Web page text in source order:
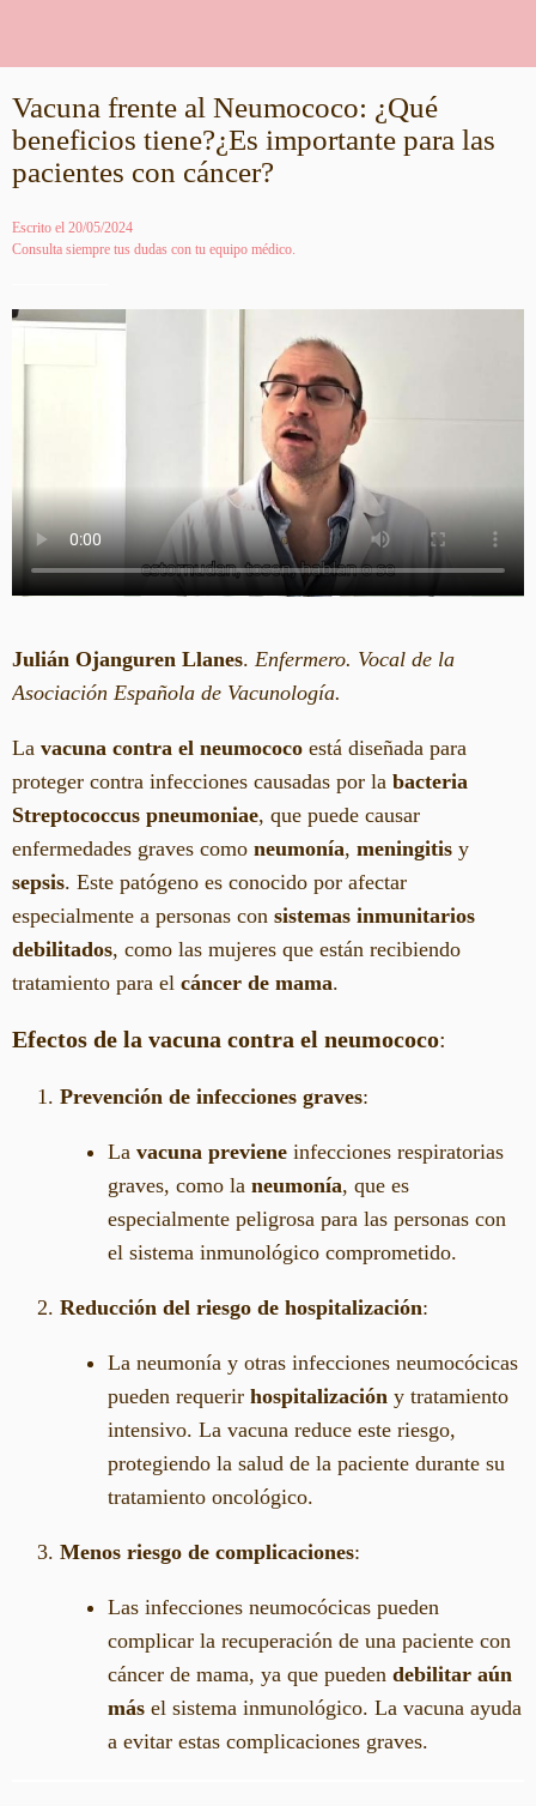
Vacuna frente al Neumococo: ¿Qué
beneficios tiene?¿Es importante para las
pacientes con cáncer?
Escrito el 20/05/2024
Consulta siempre tus dudas con tu equipo médico.
Julián Ojanguren Llanes. Enfermero. Vocal de la
Asociación Española de Vacunología.
La vacuna contra el neumococo está diseñada para
proteger contra infecciones causadas por la bacteria
Streptococcus pneumoniae, que puede causar
enfermedades graves como neumonía, meningitis y
sepsis. Este patógeno es conocido por afectar
especialmente a personas con sistemas inmunitarios
debilitados, como las mujeres que están recibiendo
tratamiento para el cáncer de mama.
Efectos de la vacuna contra el neumococo:
Prevención de infecciones graves:
La vacuna previene infecciones respiratorias
graves, como la neumonía, que es
especialmente peligrosa para las personas con
el sistema inmunológico comprometido.
Reducción del riesgo de hospitalización:
La neumonía y otras infecciones neumocócicas
pueden requerir hospitalización y tratamiento
intensivo. La vacuna reduce este riesgo,
protegiendo la salud de la paciente durante su
tratamiento oncológico.
Menos riesgo de complicaciones:
Las infecciones neumocócicas pueden
complicar la recuperación de una paciente con
cáncer de mama, ya que pueden debilitar aún
más el sistema inmunológico. La vacuna ayuda
a evitar estas complicaciones graves.